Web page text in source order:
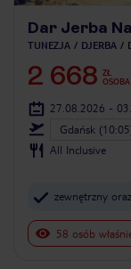
Dar Jerba
TUNEZJA DJERBA
2 668 ZŁ
OSOBA
27.08.2026 -
Gdańsk
All Inclusive
zewnętrzny
58 osób